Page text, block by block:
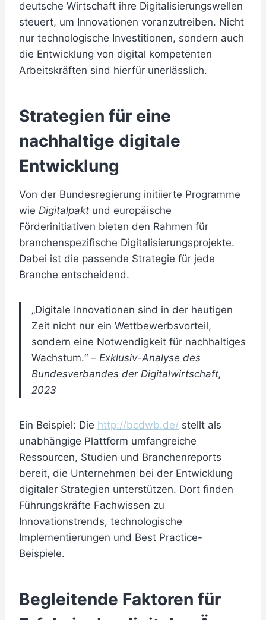
deutsche Wirtschaft ihre Digitalisierungswellen
steuert, um Innovationen voranzutreiben. Nicht
nur technologische Investitionen, sondern auch
die Entwicklung von digital kompetenten
Arbeitskräften sind hierfür unerlässlich.
Strategien für eine
nachhaltige digitale
Entwicklung
Von der Bundesregierung initiierte Programme
wie Digitalpakt und europäische
Förderinitiativen bieten den Rahmen für
branchenspezifische Digitalisierungsprojekte.
Dabei ist die passende Strategie für jede
Branche entscheidend.
„Digitale Innovationen sind in der heutigen
Zeit nicht nur ein Wettbewerbsvorteil,
sondern eine Notwendigkeit für nachhaltiges
Wachstum.“ – Exklusiv-Analyse des
Bundesverbandes der Digitalwirtschaft,
2023
Ein Beispiel: Die http://bcdwb.de/ stellt als
unabhängige Plattform umfangreiche
Ressourcen, Studien und Branchenreports
bereit, die Unternehmen bei der Entwicklung
digitaler Strategien unterstützen. Dort finden
Führungskräfte Fachwissen zu
Innovationstrends, technologische
Implementierungen und Best Practice-
Beispiele.
Begleitende Faktoren für